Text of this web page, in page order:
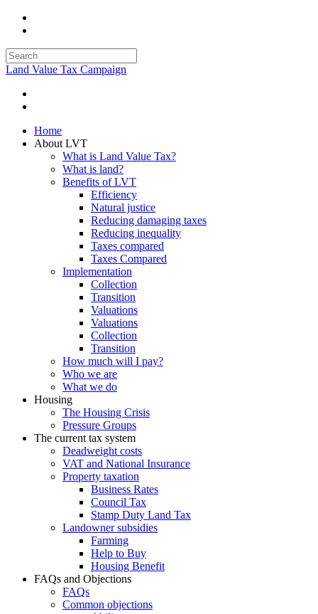
Land Value Tax Campaign
Home
About LVT
What is Land Value Tax?
What is land?
Benefits of LVT
Efficiency
Natural justice
Reducing damaging taxes
Reducing inequality
Taxes compared
Taxes Compared
Implementation
Collection
Transition
Valuations
Valuations
Collection
Transition
How much will I pay?
Who we are
What we do
Housing
The Housing Crisis
Pressure Groups
The current tax system
Deadweight costs
VAT and National Insurance
Property taxation
Business Rates
Council Tax
Stamp Duty Land Tax
Landowner subsidies
Farming
Help to Buy
Housing Benefit
FAQs and Objections
FAQs
Common objections